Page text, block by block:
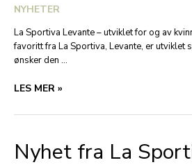
NYHETER
La Sportiva Levante – utviklet for og av
favoritt fra La Sportiva, Levante, er utviklet
ønsker den …
LEVANTE
UTVIKLET
OG
LES MER »
Nyhet fra La